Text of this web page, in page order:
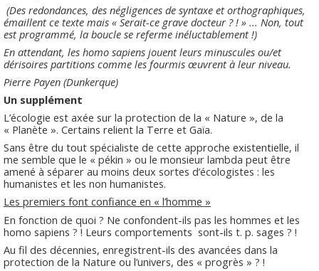
(Des redondances, des négligences de syntaxe et orthographiques,
émaillent ce texte mais « Serait-ce grave docteur ? ! » ... Non, tout
est programmé, la boucle se referme inéluctablement !)
En attendant, les homo sapiens jouent leurs minuscules ou/et
dérisoires partitions comme les fourmis œuvrent à leur niveau.
Pierre Payen (Dunkerque)
Un supplément
L’écologie est axée sur la protection de la « Nature », de la
« Planète ». Certains relient la Terre et Gaïa.
Sans être du tout spécialiste de cette approche existentielle, il
me semble que le « pékin » ou le monsieur lambda peut être
amené à séparer au moins deux sortes d’écologistes : les
humanistes et les non humanistes.
Les premiers font confiance en « l’homme »
En fonction de quoi ? Ne confondent-ils pas les hommes et les
homo sapiens ? ! Leurs comportements sont-ils t. p. sages ? !
Au fil des décennies, enregistrent-ils des avancées dans la
protection de la Nature ou l’univers, des « progrès » ? !